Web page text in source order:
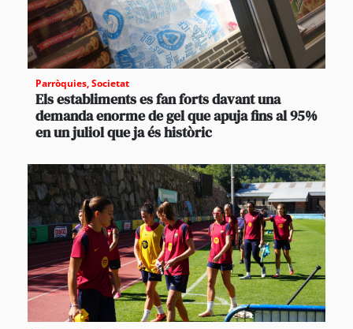
Parròquies,Societat
Els establiments es fan forts davant una
demanda enorme de gel que apuja fins al 95%
en un juliol que ja és històric